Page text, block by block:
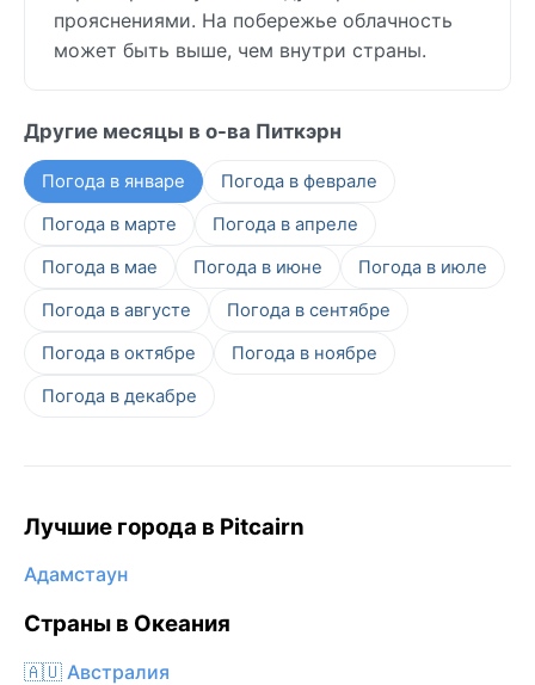
прояснениями. На побережье облачность
может быть выше, чем внутри страны.
Другие месяцы в о-ва Питкэрн
Погода в январе
Погода в феврале
Погода в марте
Погода в апреле
Погода в мае
Погода в июне
Погода в июле
Погода в августе
Погода в сентябре
Погода в октябре
Погода в ноябре
Погода в декабре
Лучшие города в Pitcairn
Адамстаун
Страны в Океания
🇦🇺 Австралия